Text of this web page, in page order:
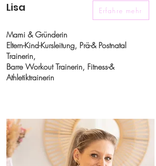
Lisa Erfahre mehr
Mami & Gründerin
Eltern-Kind-Kursleitung, Prä-& Postnatal
Trainerin,
Barre Workout Trainerin, Fitness-&
Athletiktrainerin